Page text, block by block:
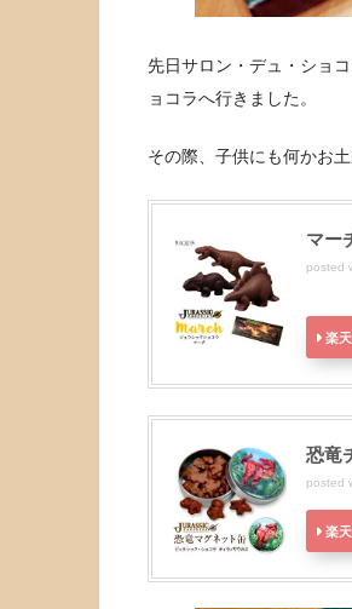
先日サロン・デュ・ショ
ョコラへ行きました。
その際、子供にも何かお
マー
posted
楽
恐竜
posted
楽